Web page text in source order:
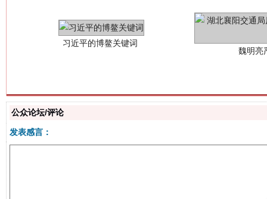
公众论坛/评论
发表感言：